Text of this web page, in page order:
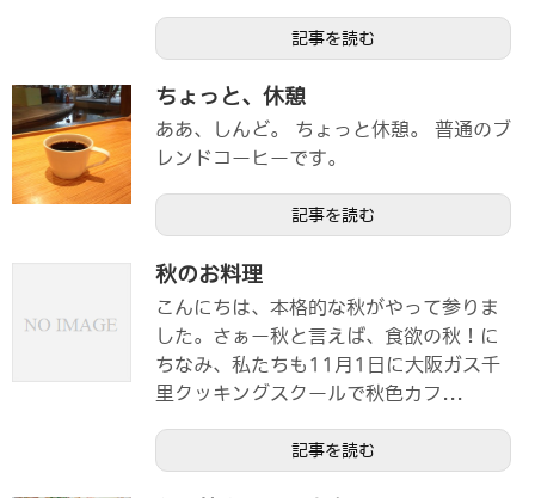
記事を読む
ちょっと、休憩
ああ、しんど。 ちょっと休憩。 普通のブ
レンドコーヒーです。
記事を読む
秋のお料理
こんにちは、本格的な秋がやって参りま
した。さぁー秋と言えば、食欲の秋！に
ちなみ、私たちも11月1日に大阪ガス千
里クッキングスクールで秋色カフ...
記事を読む